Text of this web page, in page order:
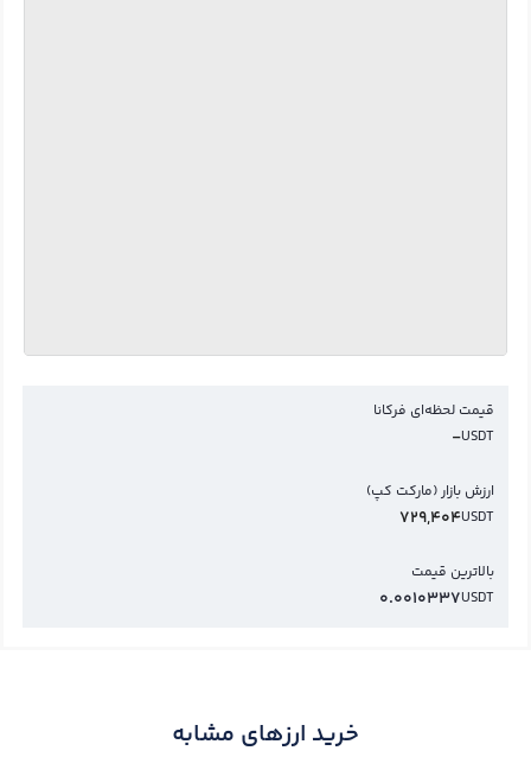
قیمت لحظه‌ای فرکانا
USDT
-
ارزش بازار (مارکت کپ)
USDT
729,404
بالاترین قیمت
USDT
0.0010337
خرید ارزهای مشابه